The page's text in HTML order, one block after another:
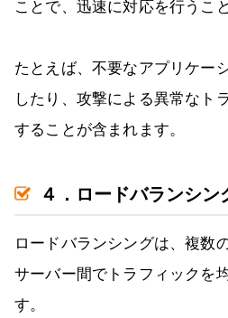
ことで、迅速に対応を行うこ
たとえば、不要なアプリケー
したり、攻撃による異常なト
することが含まれます。
４．ロードバランシン
ロードバランシングは、複数
サーバー間でトラフィックを
す。